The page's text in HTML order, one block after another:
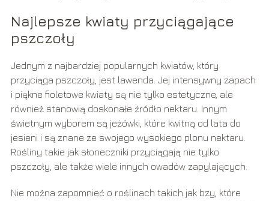
Najlepsze kwiaty przyciągające
pszczoły
Jednym z najbardziej popularnych kwiatów, który
przyciąga pszczoły, jest lawenda. Jej intensywny zapach
i piękne fioletowe kwiaty są nie tylko estetyczne, ale
również stanowią doskonałe źródło nektaru. Innym
świetnym wyborem są jeżówki, które kwitną od lata do
jesieni i są znane ze swojego wysokiego plonu nektaru.
Rośliny takie jak słoneczniki przyciągają nie tylko
pszczoły, ale także wiele innych owadów zapylających.
Nie można zapomnieć o roślinach takich jak bzy, które